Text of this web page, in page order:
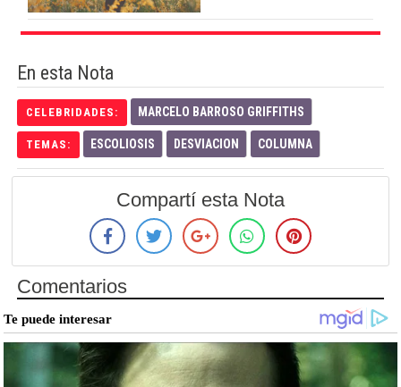
En esta Nota
CELEBRIDADES: MARCELO BARROSO GRIFFITHS
TEMAS: ESCOLIOSIS DESVIACION COLUMNA
Compartí esta Nota
Comentarios